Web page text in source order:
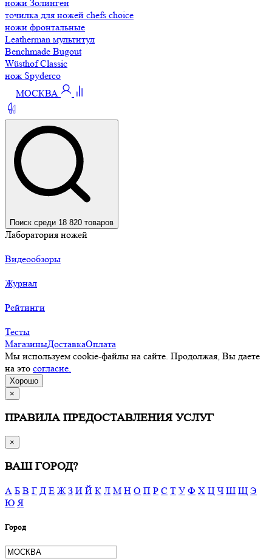
ножи Золинген
точилка для ножей chefs choice
ножи фронтальные
Leatherman мультитул
Benchmade Bugout
Wüsthof Classic
нож Spyderco
МОСКВА
Поиск среди 18 820 товаров
Лаборатория ножей
Видеообзоры
Журнал
Рейтинги
Тесты
МагазиныДоставкаОплата
Мы используем cookie-файлы на сайте. Продолжая, Вы даете
на это согласие.
Хорошо
×
ПРАВИЛА ПРЕДОСТАВЛЕНИЯ УСЛУГ
×
ВАШ ГОРОД?
А Б В Г Д Е Ж З И Й К Л М Н О П Р С Т У Ф Х Ц Ч Ш Щ Э
Ю Я
Город